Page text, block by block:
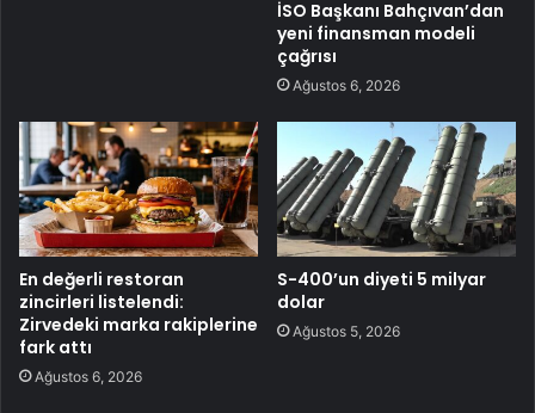
İSO Başkanı Bahçıvan’dan
yeni finansman modeli
çağrısı
Ağustos 6, 2026
En değerli restoran
zincirleri listelendi:
Zirvedeki marka rakiplerine
fark attı
Ağustos 6, 2026
S-400’un diyeti 5 milyar
dolar
Ağustos 5, 2026